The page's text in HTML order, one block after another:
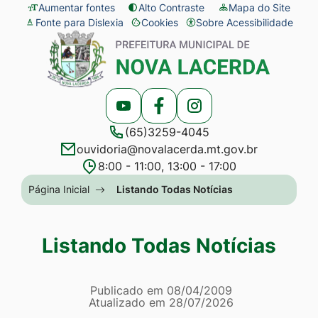
Seção
de
atalhos
acessibilidade
Ir
para
conteúdo
menu
[alt+2]
para
Aumentar fontes Alto Contraste
Mapa do Site
Fonte para Dislexia
Cookies
Abrir
preferências
de
cookies
Sobre Acessibilidade
Seção
menu
Acessar
a
Rede
Social
Acessar
a
Rede
Social
Acessar
a
Rede
Social
(65)3259-4045
ouvidoria@novalacerda.mt.gov.br
8:00 - 11:00, 13:00 - 17:00
Seção
do
principal
Página Inicial Listando Todas Notícias
Listando Todas Notícias
Página Listando Todas
Informações
Publicado em 08/04/2009
Atualizado em 28/07/2026